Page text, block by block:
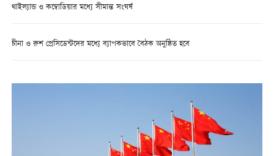
থাইল্যান্ড ও কম্বোডিয়ার মধ্যে সীমান্ত সংঘর্ষ
চীনা ও রুশ প্রেসিডেন্টদের মধ্যে ব্যাপকভাবে বৈঠক অনুষ্ঠিত হবে